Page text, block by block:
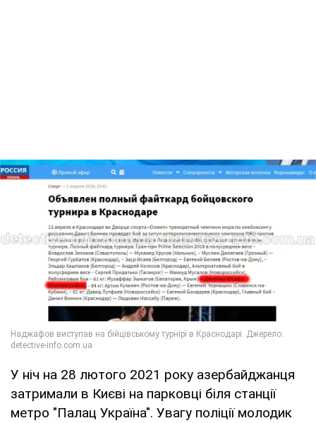
У ніч на 28 лютого 2021 року азербайджанця
затримали в Києві на парковці біля станції
метро "Палац Україна". Увагу поліції молодик